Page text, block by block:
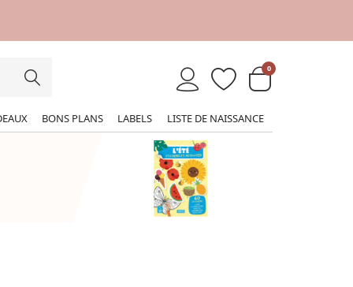
0
BONS PLANS LABELS LISTE DE NAISSANCE